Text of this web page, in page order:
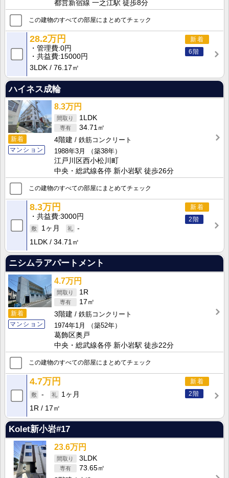
都営新宿線 一之江駅 徒歩8分
この建物のすべての部屋にまとめてチェック
新着
6階
28.2万円
管理費 0円
共益費 15000円
3LDK
76.17㎡
ハイネス成輪
新着
マンション
8.3万円
1LDK
34.71㎡
4階建
鉄筋コンクリート
1988年3月
（築38年）
江戸川区西小松川町
中央・総武線各停 新小岩駅 徒歩26分
この建物のすべての部屋にまとめてチェック
新着
2階
8.3万円
共益費 3000円
1ヶ月
-
1LDK
34.71㎡
ニシムラアパートメント
新着
マンション
4.7万円
1R
17㎡
3階建
鉄筋コンクリート
1974年1月
（築52年）
葛飾区奥戸
中央・総武線各停 新小岩駅 徒歩22分
この建物のすべての部屋にまとめてチェック
新着
2階
4.7万円
-
1ヶ月
1R
17㎡
Kolet新小岩#17
23.6万円
3LDK
73.65㎡